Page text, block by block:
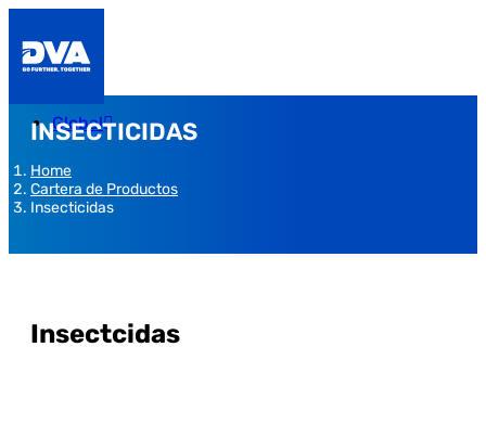
Global
INSECTICIDAS
Home
Cartera de Productos
Insecticidas
Insectcidas